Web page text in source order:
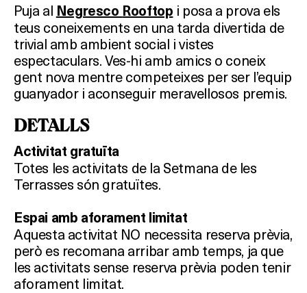
Puja al Negresco Rooftop i posa a prova els
teus coneixements en una tarda divertida de
trivial amb ambient social i vistes
espectaculars. Ves-hi amb amics o coneix
gent nova mentre competeixes per ser l’equip
guanyador i aconseguir meravellosos premis.
DETALLS
Activitat gratuïta
Totes les activitats de la Setmana de les
Terrasses són gratuïtes.
Espai amb aforament limitat
Aquesta activitat NO necessita reserva prèvia,
però es recomana arribar amb temps, ja que
les activitats sense reserva prèvia poden tenir
aforament limitat.